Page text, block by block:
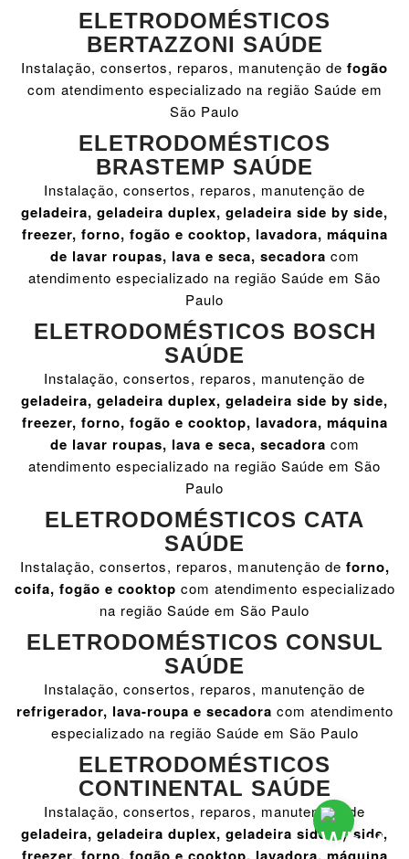
ELETRODOMÉSTICOS
BERTAZZONI SAÚDE
Instalação, consertos, reparos, manutenção de fogão
com atendimento especializado na região Saúde em
São Paulo
ELETRODOMÉSTICOS
BRASTEMP SAÚDE
Instalação, consertos, reparos, manutenção de
geladeira, geladeira duplex, geladeira side by side,
freezer, forno, fogão e cooktop, lavadora, máquina
de lavar roupas, lava e seca, secadora com
atendimento especializado na região Saúde em São
Paulo
ELETRODOMÉSTICOS BOSCH
SAÚDE
Instalação, consertos, reparos, manutenção de
geladeira, geladeira duplex, geladeira side by side,
freezer, forno, fogão e cooktop, lavadora, máquina
de lavar roupas, lava e seca, secadora com
atendimento especializado na região Saúde em São
Paulo
ELETRODOMÉSTICOS CATA
SAÚDE
Instalação, consertos, reparos, manutenção de forno,
coifa, fogão e cooktop com atendimento especializado
na região Saúde em São Paulo
ELETRODOMÉSTICOS CONSUL
SAÚDE
Instalação, consertos, reparos, manutenção de
refrigerador, lava-roupa e secadora com atendimento
especializado na região Saúde em São Paulo
ELETRODOMÉSTICOS
CONTINENTAL SAÚDE
Instalação, consertos, reparos, manutenção de
geladeira, geladeira duplex, geladeira side by side,